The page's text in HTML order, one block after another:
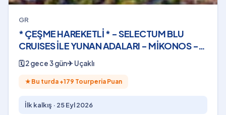
GR
* ÇEŞME HAREKETLİ * - SELECTUM BLU
CRUISES İLE YUNAN ADALARI - MİKONOS -
(2 GECE - 3 GÜN) - 2026
🗓2 gece 3 gün✈Uçaklı
★ Bu turda +179 Tourperia Puan
İlk kalkış · 25 Eyl 2026